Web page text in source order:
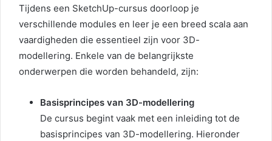
Tijdens een SketchUp-cursus doorloop je
verschillende modules en leer je een breed scala aan
vaardigheden die essentieel zijn voor 3D-
modellering. Enkele van de belangrijkste
onderwerpen die worden behandeld, zijn:
Basisprincipes van 3D-modellering
De cursus begint vaak met een inleiding tot de
basisprincipes van 3D-modellering. Hieronder